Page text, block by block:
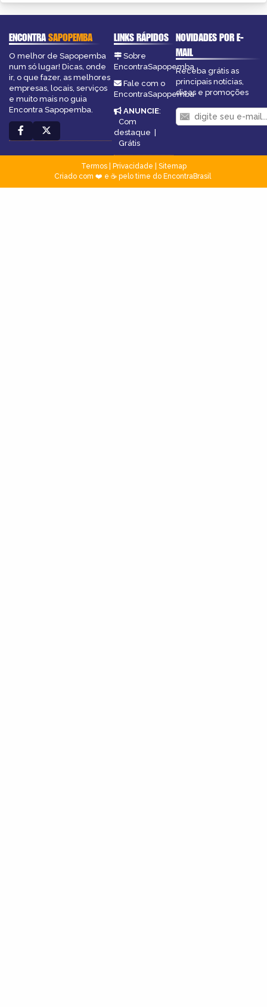
ENCONTRASAPOPEMBA
O melhor de Sapopemba
num só lugar! Dicas, onde
ir, o que fazer, as melhores
empresas, locais, serviços
e muito mais no guia
Encontra Sapopemba.
LINKS RÁPIDOS
Sobre
EncontraSapopemba
Fale com o
EncontraSapopemba
ANUNCIE:
Com
destaque |
Grátis
NOVIDADES POR E-
MAIL
Receba grátis as
principais notícias,
dicas e promoções
Termos| Privacidade
Sitemap
Criado com ❤️ e ☕ pelo time do EncontraBrasil